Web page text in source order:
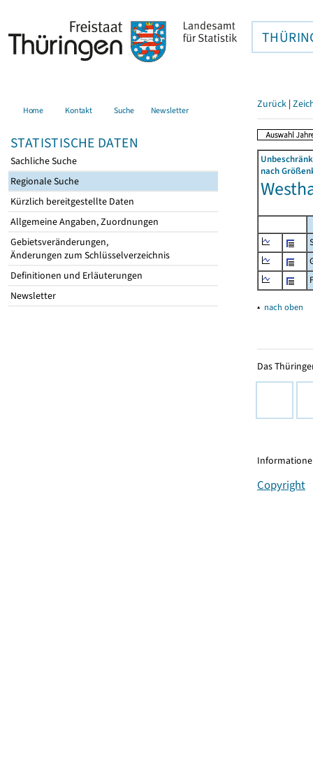
Home Kontakt Suche Newsletter
STATISTISCHE DATEN
Sachliche Suche
Regionale Suche
Kürzlich bereitgestellte Daten
Allgemeine Angaben, Zuordnungen
Gebietsveränderungen,
Änderungen zum Schlüsselverzeichnis
Definitionen und Erläuterungen
Newsletter
Zurück |
nach
▴ nach oben
Das
Copyright